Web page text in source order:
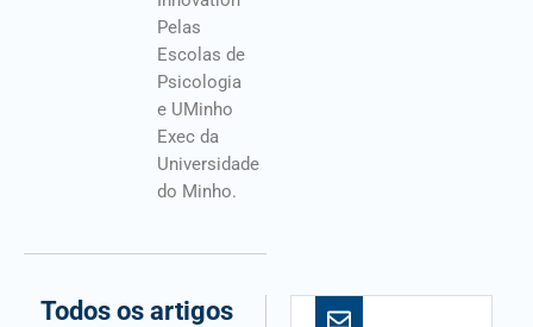
Pelas
Escolas de
Psicologia
e UMinho
Exec da
Universidade
do Minho.
Todos os artigos